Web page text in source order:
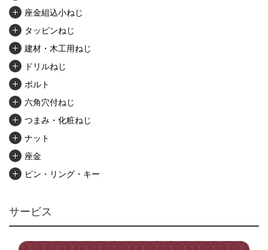
座金組込小ねじ
タッピンねじ
建材・木工用ねじ
ドリルねじ
ボルト
六角穴付ねじ
つまみ・化粧ねじ
ナット
座金
ピン・リング・キー
アンカー・プラグ
ユニファイねじ
サービス